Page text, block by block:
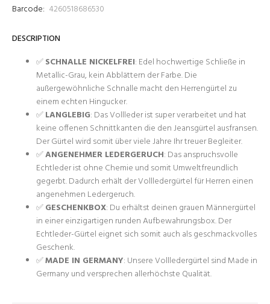
Barcode: 4260518686530
DESCRIPTION
✅SCHNALLE NICKELFREI: Edel hochwertige Schließe in
Metallic-Grau, kein Abblättern der Farbe. Die
außergewöhnliche Schnalle macht den Herrengürtel zu
einem echten Hingucker.
✅LANGLEBIG: Das Vollleder ist super verarbeitet und hat
keine offenen Schnittkanten die den Jeansgürtel ausfransen.
Der Gürtel wird somit über viele Jahre Ihr treuer Begleiter.
✅ANGENEHMER LEDERGERUCH: Das anspruchsvolle
Echtleder ist ohne Chemie und somit Umweltfreundlich
gegerbt. Dadurch erhält der Vollledergürtel für Herren einen
angenehmen Ledergeruch.
✅GESCHENKBOX: Du erhältst deinen grauen Männergürtel
in einer einzigartigen runden Aufbewahrungsbox. Der
Echtleder-Gürtel eignet sich somit auch als geschmackvolles
Geschenk.
✅MADE IN GERMANY: Unsere Vollledergürtel sind Made in
Germany und versprechen allerhöchste Qualität.